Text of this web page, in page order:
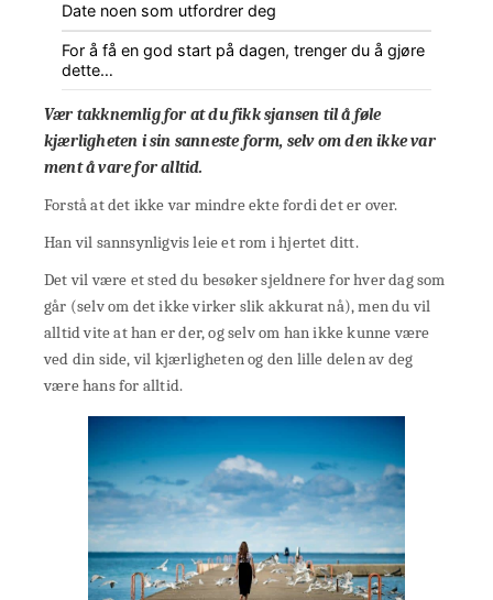
Date noen som utfordrer deg
For å få en god start på dagen, trenger du å gjøre
dette…
Vær takknemlig for at du fikk sjansen til å føle
kjærligheten i sin sanneste form, selv om den ikke var
ment å vare for alltid.
Forstå at det ikke var mindre ekte fordi det er over.
Han vil sannsynligvis leie et rom i hjertet ditt.
Det vil være et sted du besøker sjeldnere for hver dag som
går (selv om det ikke virker slik akkurat nå), men du vil
alltid vite at han er der, og selv om han ikke kunne være
ved din side, vil kjærligheten og den lille delen av deg
være hans for alltid.